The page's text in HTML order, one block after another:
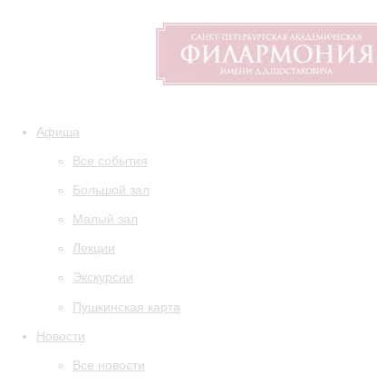
Афиша
Все события
Большой зал
Малый зал
Лекции
Экскурсии
Пушкинская карта
Новости
Все новости